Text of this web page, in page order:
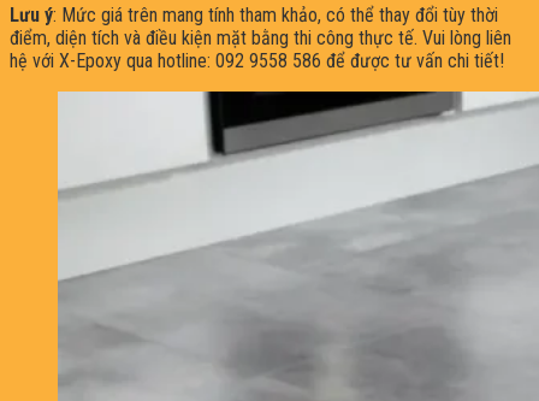
Lưu ý: Mức giá trên mang tính tham khảo, có thể thay đổi tùy thời
điểm, diện tích và điều kiện mặt bằng thi công thực tế. Vui lòng liên
hệ với X-Epoxy qua hotline: 092 9558 586 để được tư vấn chi tiết!